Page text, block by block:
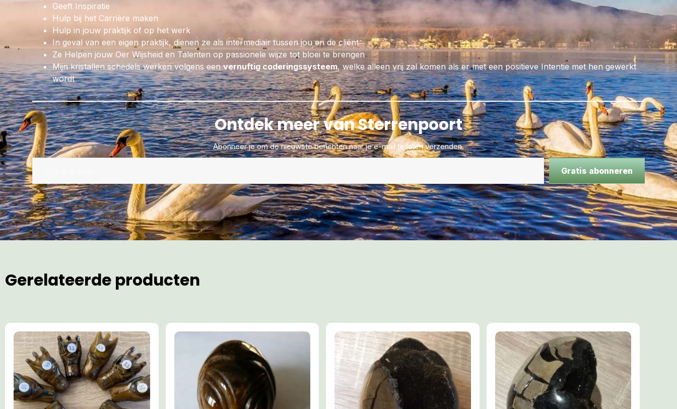
doorbreken van verslavingen – vitaliseert nieren, gal ,
lever, alvleeklier en darmflora – geeft
uithoudingsvermogen en kracht – neutraliseert
geopatische straling!
Geeft Inspiratie
Hulp bij het Carrière maken
Hulp in jouw praktijk of op het werk
In geval van een eigen praktijk, dienen ze als intermediair tussen jou en de cliënt
Ze Helpen jouw Oer Wijsheid en Talenten op passionele wijze tot bloei te brengen
Mijn kristallen schedels werken volgens eenvernuftig coderingssysteem, welke alleen vrij zal komen als er met een positieve Intentie met hen gewerkt
wordt
Ontdek meer van Sterrenpoort
Abonneer je om de nieuwste berichten naar je e-mail te laten verzenden.
Gratis abonneren
Gerelateerde producten